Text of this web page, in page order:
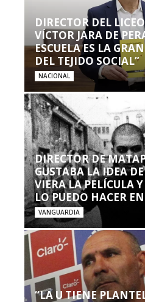
DIRECTOR DEL
VÍCTOR JARA DE
ESCUELA ES LA
DEL TEJIDO SOCIAL”
NACIONAL
DIRECTOR DE
GUSTABA LA IDEA
VIERA LA PELÍCULA
LO PUEDO HACER
VANGUARDIA
“LA U TIENE